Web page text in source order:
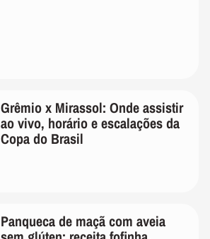
Grêmio x Mirassol: Onde assistir
ao vivo, horário e escalações da
Copa do Brasil
Panqueca de maçã com aveia